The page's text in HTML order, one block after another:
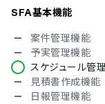
ロシア語
スペイン語
スウェーデン語
タイ語
アラビア語
インドネシア語
SFA基本機能
案件管理機能
予実管理機能
スケジュール管
見積書作成機能
日報管理機能